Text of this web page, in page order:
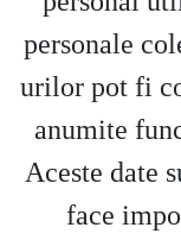
personale
urilor pot fi
anumite
Aceste date
face